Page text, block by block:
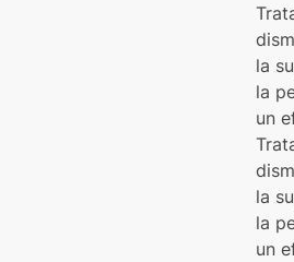
la
la
un
la
la
un